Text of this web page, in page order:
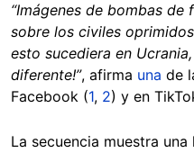
“Imágenes de bombas
sobre los civiles
esto sucediera en
diferente!”, afirma una de
Facebook (1, 2) y en
La secuencia muestra